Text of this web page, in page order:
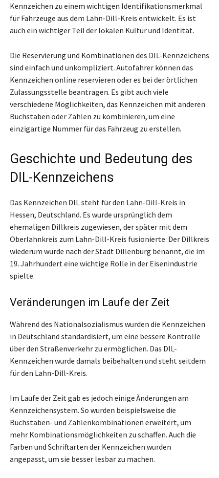
Kennzeichen zu einem wichtigen Identifikationsmerkmal
für Fahrzeuge aus dem Lahn-Dill-Kreis entwickelt. Es ist
auch ein wichtiger Teil der lokalen Kultur und Identität.
Die Reservierung und Kombinationen des DIL-Kennzeichens
sind einfach und unkompliziert. Autofahrer können das
Kennzeichen online reservieren oder es bei der örtlichen
Zulassungsstelle beantragen. Es gibt auch viele
verschiedene Möglichkeiten, das Kennzeichen mit anderen
Buchstaben oder Zahlen zu kombinieren, um eine
einzigartige Nummer für das Fahrzeug zu erstellen.
Geschichte und Bedeutung des
DIL-Kennzeichens
Das Kennzeichen DIL steht für den Lahn-Dill-Kreis in
Hessen, Deutschland. Es wurde ursprünglich dem
ehemaligen Dillkreis zugewiesen, der später mit dem
Oberlahnkreis zum Lahn-Dill-Kreis fusionierte. Der Dillkreis
wiederum wurde nach der Stadt Dillenburg benannt, die im
19. Jahrhundert eine wichtige Rolle in der Eisenindustrie
spielte.
Veränderungen im Laufe der Zeit
Während des Nationalsozialismus wurden die Kennzeichen
in Deutschland standardisiert, um eine bessere Kontrolle
über den Straßenverkehr zu ermöglichen. Das DIL-
Kennzeichen wurde damals beibehalten und steht seitdem
für den Lahn-Dill-Kreis.
Im Laufe der Zeit gab es jedoch einige Änderungen am
Kennzeichensystem. So wurden beispielsweise die
Buchstaben- und Zahlenkombinationen erweitert, um
mehr Kombinationsmöglichkeiten zu schaffen. Auch die
Farben und Schriftarten der Kennzeichen wurden
angepasst, um sie besser lesbar zu machen.